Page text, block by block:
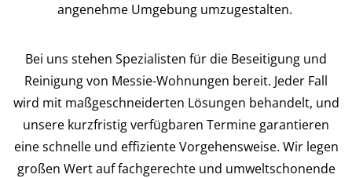
angenehme Umgebung umzugestalten.
Bei uns stehen Spezialisten für die Beseitigung und
Reinigung von Messie-Wohnungen bereit. Jeder Fall
wird mit maßgeschneiderten Lösungen behandelt, und
unsere kurzfristig verfügbaren Termine garantieren
eine schnelle und effiziente Vorgehensweise. Wir legen
großen Wert auf fachgerechte und umweltschonende